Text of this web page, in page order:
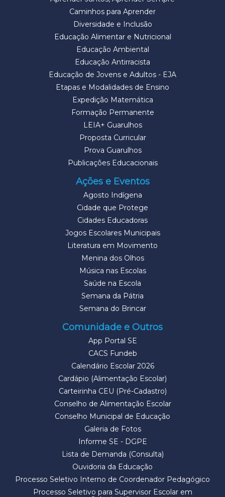
Caminhos para Aprender
Diversidade e Inclusão
Educação Alimentar e Nutricional
Educação Ambiental
Educação Antirracista
Educação de Jovens e Adultos - EJA
Etapas e Modalidades de Ensino
Expedição Matemática
Formação Permanente
LEIA+ Guarulhos
Proposta Curricular
Prova Guarulhos
Publicações Educacionais
Ações e Eventos
Agosto Indígena
Cidade que Protege
Cidades Educadoras
Jogos Escolares Municipais
Literatura em Movimento
Menina dos Olhos
Música nas Escolas
Saúde na Escola
Semana da Pátria
Semana do Brincar
Comunidade e Outros
App Portal SE
CACS Fundeb
Calendário Escolar 2026
Cardápio (Alimentação Escolar)
Carteirinha CEU (Pré-Cadastro)
Conselho de Alimentação Escolar
Conselho Municipal de Educação
Galeria de Fotos
Informe SE - DGPE
Lista de Demanda (Consulta)
Ouvidoria da Educação
Processo Seletivo Interno de Coordenador Pedagógico
Processo Seletivo para Supervisor Escolar em